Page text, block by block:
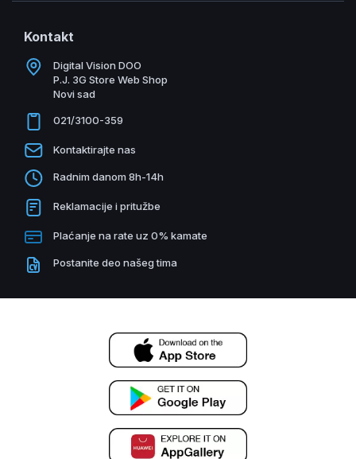
Kontakt
Digital Vision DOO
P.J. 3G Store Web Shop
Novi sad
021/3100-359
Kontaktirajte nas
Radnim danom 8h-14h
Reklamacije i pritužbe
Plaćanje na rate uz 0% kamate
Postanite deo našeg tima